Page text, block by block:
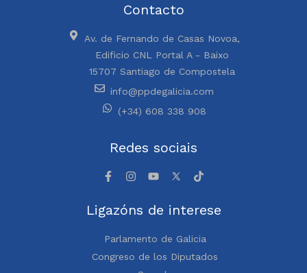
Contacto
Av. de Fernando de Casas Novoa,
Edificio CNL Portal A - Baixo
15707 Santiago de Compostela
info@ppdegalicia.com
(+34) 608 338 908
Redes sociais
Ligazóns de interese
Parlamento de Galicia
Congreso de los Diputados